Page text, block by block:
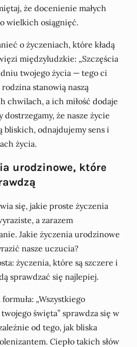
że docenienie małych
wielkich osiągnięć.
o życzeniach, które kładą
międzyludzkie: „Szczęścia
twojego życia — tego ci
stanowią naszą
chwilach, a ich miłość dodaje
dostrzegamy, że nasze życie
bliskich, odnajdujemy sens i
życia.
urodzinowe, które
się, jakie proste życzenia
a zarazem
Jakie życzenia urodzinowe
nasze uczucia?
życzenia, które są szczere i
sprawdzać się najlepiej.
„Wszystkiego
święta” sprawdza się w
od tego, jak bliska
Ciepło takich słów